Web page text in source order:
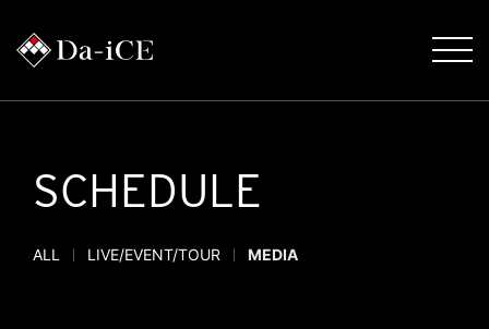
SCHEDULE
ALL LIVE/EVENT/TOUR MEDIA